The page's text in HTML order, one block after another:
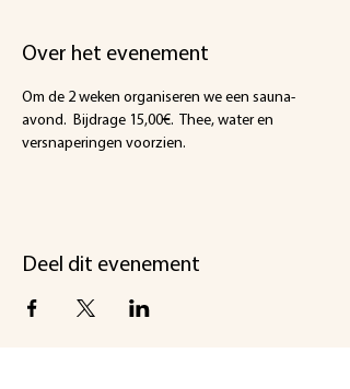
Over het evenement
Om de 2 weken organiseren we een sauna-
avond.  Bijdrage 15,00€.  Thee, water en
versnaperingen voorzien.
Deel dit evenement